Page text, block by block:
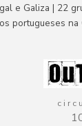
e Galiza | 22
portugueses na
c i r c